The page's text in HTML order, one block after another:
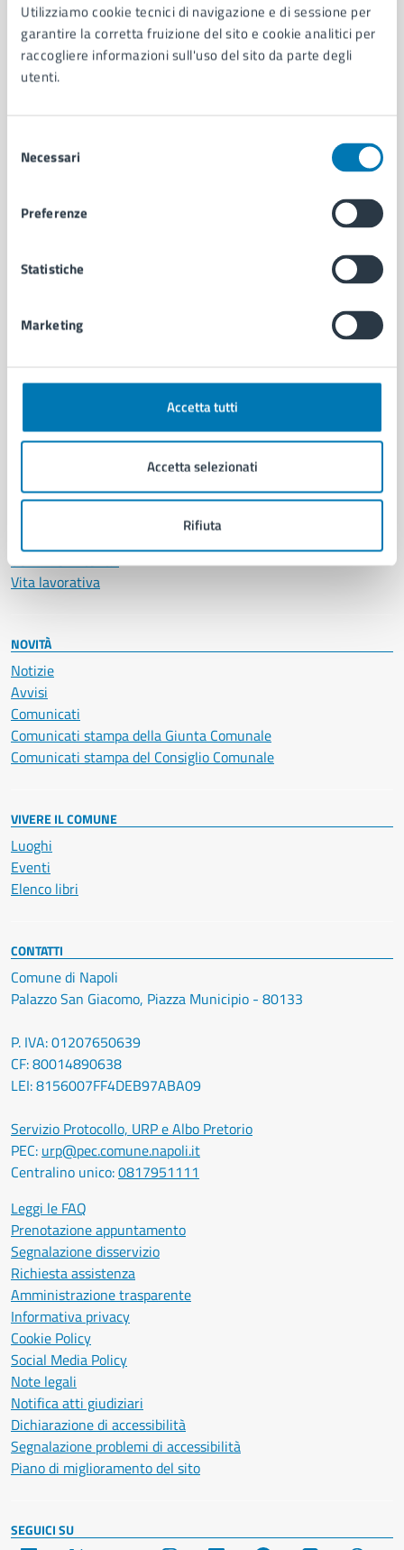
Utilizziamo cookie tecnici di navigazione e di sessione per
garantire la corretta fruizione del sito e cookie analitici per
raccogliere informazioni sull'uso del sito da parte degli
utenti.
delNecessari
Preferenze
Statistiche
Marketing
Accetta tutti
Accetta selezionati
Rifiuta
Comune di Napoli
AMMINISTRAZIONE
Municipalità
Uffici
Politici
Intranet, posta aziendale e protocollo
CATEGORIE DI SERVIZIO
Anagrafe e stato civile
Cultura e tempo libero
Educazione e formazione
Giustizia e sicurezza pubblica
Servizi Cimiteriali
Vita lavorativa
NOVITÀ
Notizie
Avvisi
Comunicati
Comunicati stampa della Giunta Comunale
Comunicati stampa del Consiglio Comunale
VIVERE IL COMUNE
Luoghi
Eventi
Elenco libri
CONTATTI
Comune di Napoli
Palazzo San Giacomo, Piazza Municipio - 80133
P. IVA: 01207650639
CF: 80014890638
LEI: 8156007FF4DEB97ABA09
Servizio Protocollo, URP e Albo Pretorio
PEC: urp@pec.comune.napoli.it
Centralino unico:0817951111
Leggi le FAQ
Prenotazione appuntamento
Segnalazione disservizio
Richiesta assistenza
Amministrazione trasparente
Informativa privacy
Cookie Policy
Social Media Policy
Note legali
Notifica atti giudiziari
Dichiarazione di accessibilità
Segnalazione problemi di accessibilità
Piano di miglioramento del sito
SEGUICI SU